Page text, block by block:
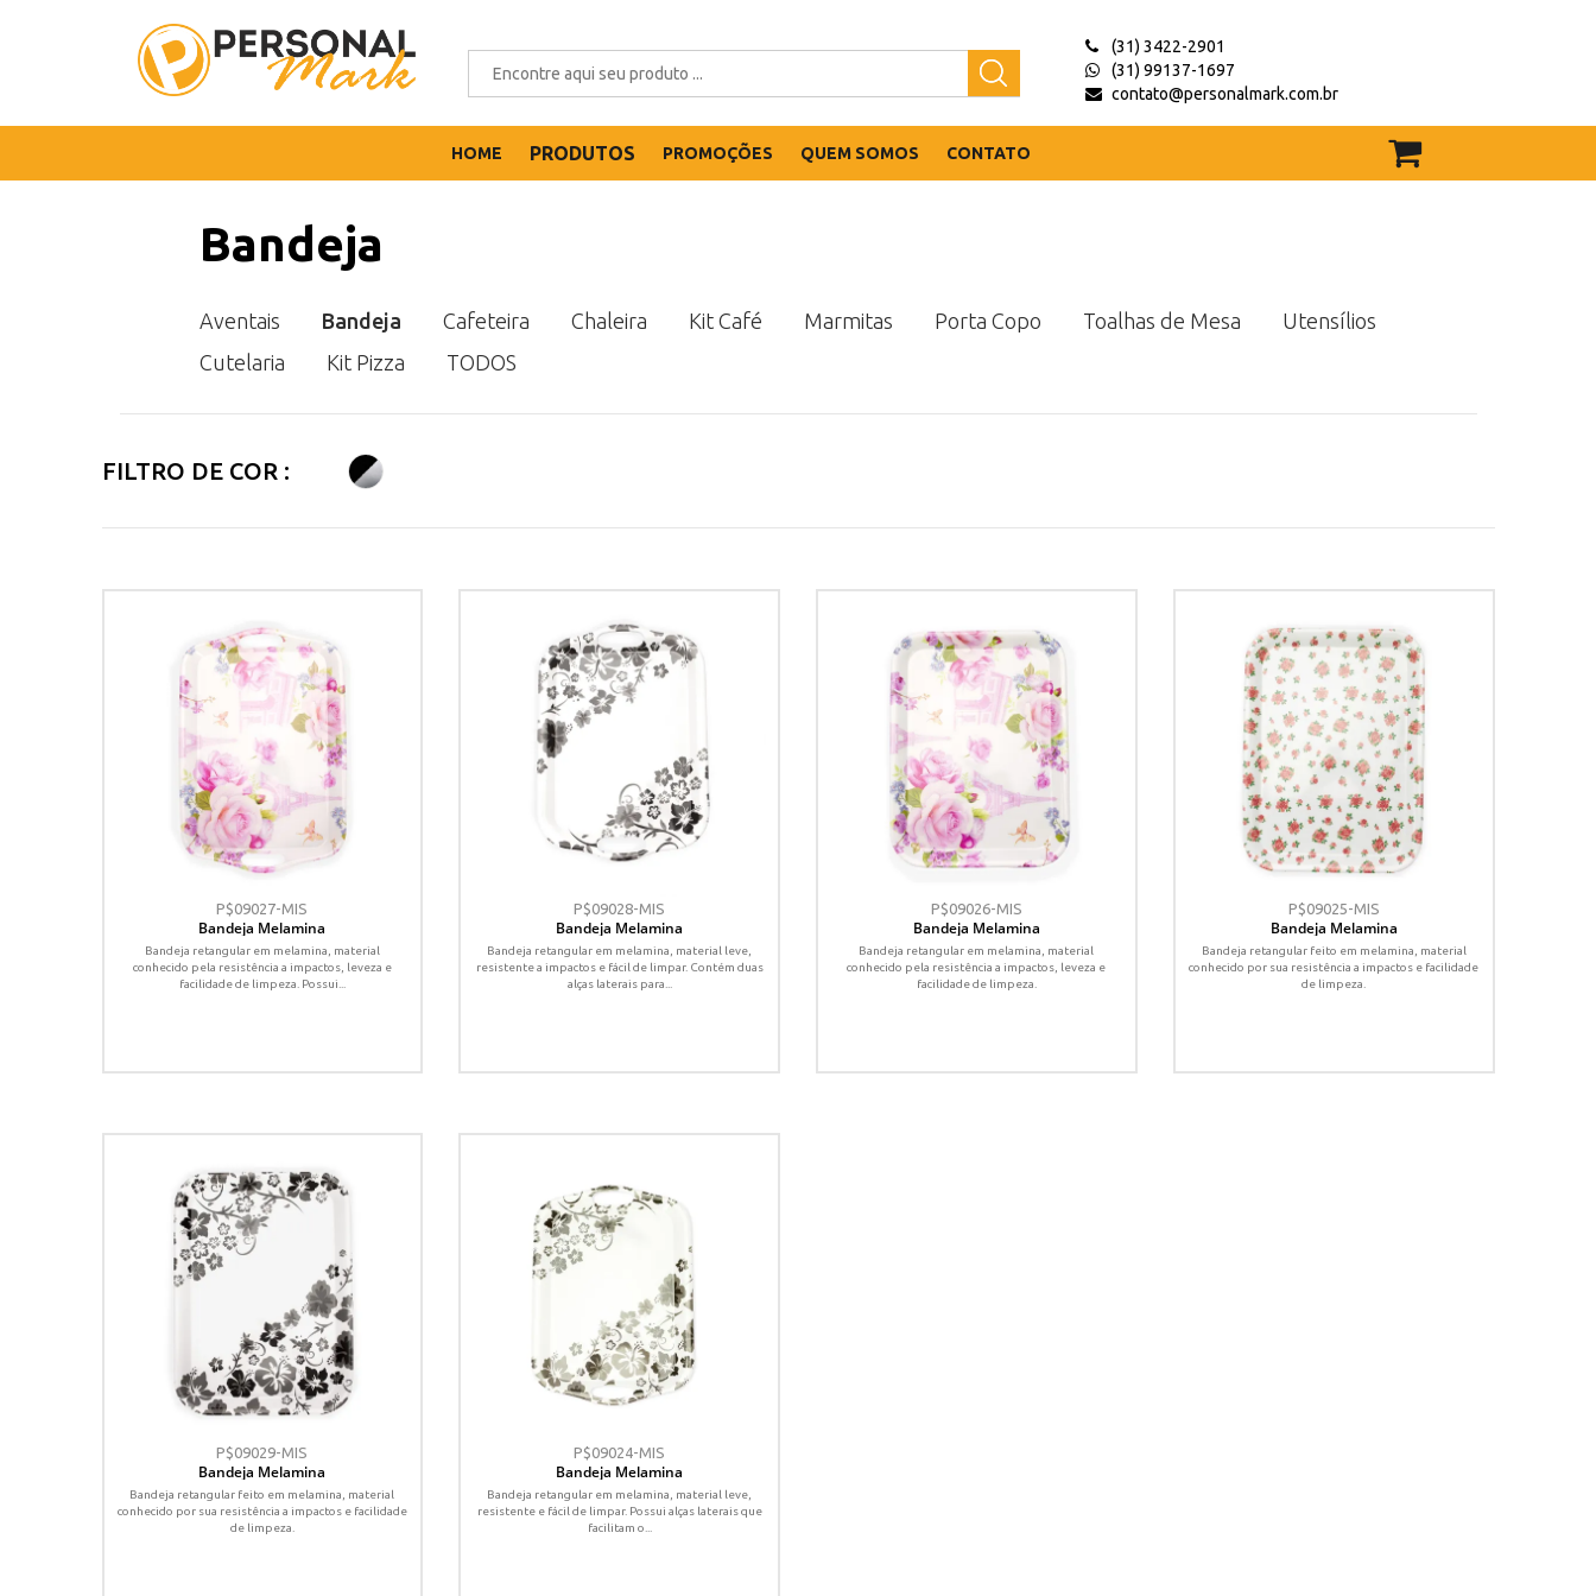
(31) 3422-2901
(31) 99137-1697
contato@personalmark.com.br
HOME PRODUTOS PROMOÇÕES QUEM SOMOS CONTATO
Bandeja
Aventais Bandeja Cafeteira Chaleira Kit Café Marmitas Porta Copo Toalhas de Mesa
Utensílios
Cutelaria
Kit Pizza TODOS
FILTRO DE COR :
P$09027-MIS
Bandeja Melamina
Bandeja retangular em melamina, material
conhecido pela resistência a impactos, leveza e
facilidade de limpeza. Possui...
P$09028-MIS
Bandeja Melamina
Bandeja retangular em melamina, material leve,
resistente a impactos e fácil de limpar. Contém duas
alças laterais para...
P$09026-MIS
Bandeja Melamina
Bandeja retangular em melamina, material
conhecido pela resistência a impactos, leveza e
facilidade de limpeza.
P$09025-MIS
Bandeja Melamina
Bandeja retangular feito em melamina, material
conhecido por sua resistência a impactos e facilidade
de limpeza.
P$09029-MIS
Bandeja Melamina
Bandeja retangular feito em melamina, material
conhecido por sua resistência a impactos e facilidade
de limpeza.
P$09024-MIS
Bandeja Melamina
Bandeja retangular em melamina, material leve,
resistente e fácil de limpar. Possui alças laterais que
facilitam o...